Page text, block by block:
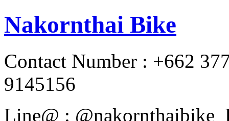
Nakornthai Bike
Contact Number : +662
9145156
Line@ :